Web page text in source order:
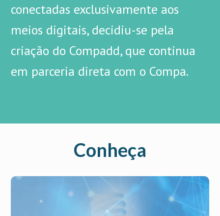
conectadas exclusivamente aos
meios digitais, decidiu-se pela
criação do Compadd, que continua
em parceria direta com o Compa.
Conheça